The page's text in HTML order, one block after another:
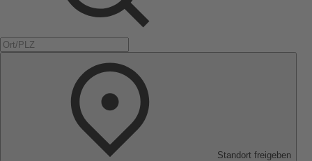
Standort freigeben